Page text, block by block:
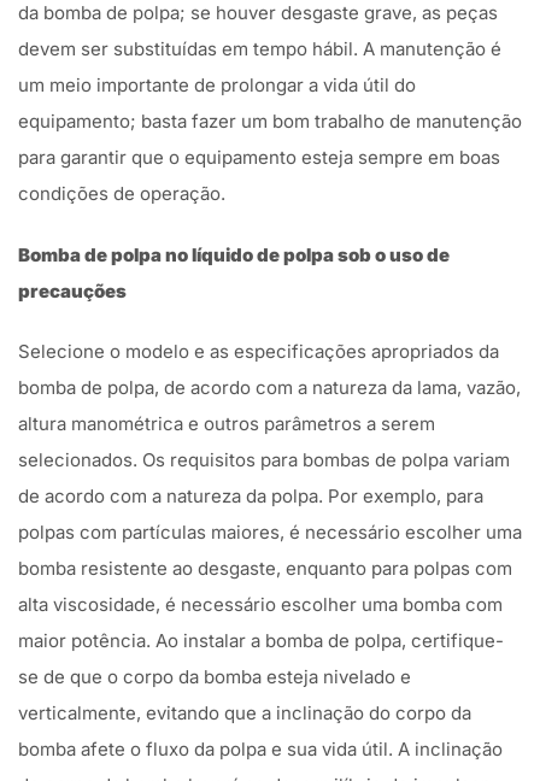
da bomba de polpa; se houver desgaste grave, as peças
devem ser substituídas em tempo hábil. A manutenção é
um meio importante de prolongar a vida útil do
equipamento; basta fazer um bom trabalho de manutenção
para garantir que o equipamento esteja sempre em boas
condições de operação.
Bomba de polpa no líquido de polpa sob o uso de
precauções
Selecione o modelo e as especificações apropriados da
bomba de polpa, de acordo com a natureza da lama, vazão,
altura manométrica e outros parâmetros a serem
selecionados. Os requisitos para bombas de polpa variam
de acordo com a natureza da polpa. Por exemplo, para
polpas com partículas maiores, é necessário escolher uma
bomba resistente ao desgaste, enquanto para polpas com
alta viscosidade, é necessário escolher uma bomba com
maior potência. Ao instalar a bomba de polpa, certifique-
se de que o corpo da bomba esteja nivelado e
verticalmente, evitando que a inclinação do corpo da
bomba afete o fluxo da polpa e sua vida útil. A inclinação